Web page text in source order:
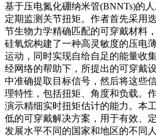
基于压电氮化硼纳米管(BNNTs)的
定期监测关节扭矩。作者首先采用
节生物力学精确匹配的可穿戴材料
硅氧烷构建了一种高灵敏度的压电
运动，同时实现自给自足的能量收
经网络的帮助下，所提出的可穿戴
中准确提取目标信号，然后将这些
理特性，包括扭矩、角度和负载。
演示精细实时扭矩估计的能力。本
低的可穿戴解决方案，用于有效、
发展水平不同的国家和地区的不同